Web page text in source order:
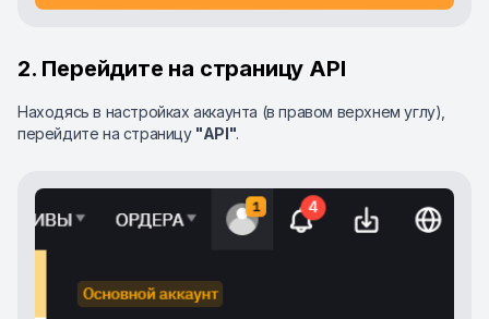
2. Перейдите на страницу API
Находясь в настройках аккаунта (в правом верхнем углу),
перейдите на страницу "API".